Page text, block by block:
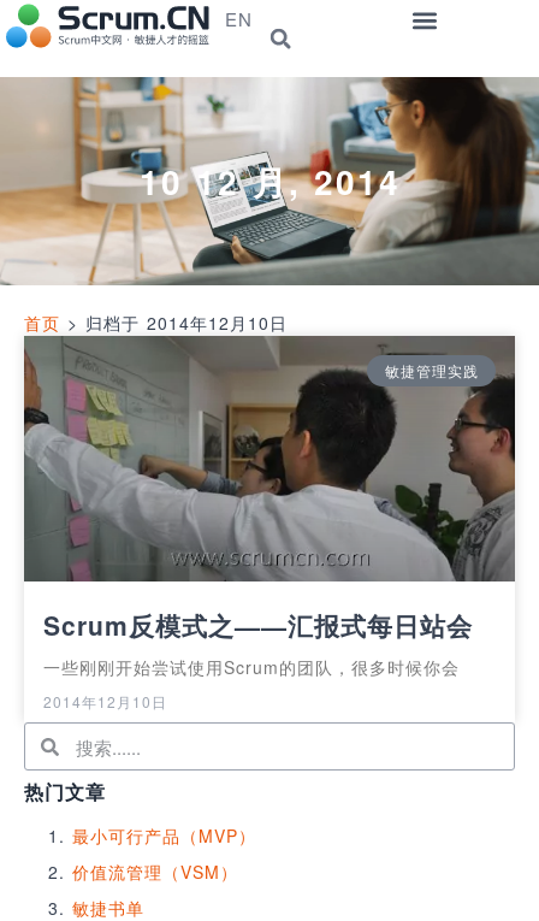
EN
10 12 月, 2014
首页 > 归档于 2014年12月10日
敏捷管理实践
Scrum反模式之——汇报式每日站会
一些刚刚开始尝试使用Scrum的团队，很多时候你会
2014年12月10日
热门文章
最小可行产品（MVP）
价值流管理（VSM）
敏捷书单